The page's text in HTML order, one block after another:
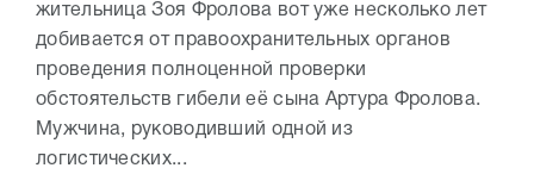
жительница Зоя Фролова вот уже несколько лет
добивается от правоохранительных органов
проведения полноценной проверки
обстоятельств гибели её сына Артура Фролова.
Мужчина, руководивший одной из
логистических...